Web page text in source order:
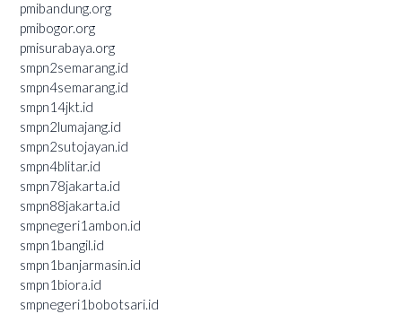
pmibandung.org
pmibogor.org
pmisurabaya.org
smpn2semarang.id
smpn4semarang.id
smpn14jkt.id
smpn2lumajang.id
smpn2sutojayan.id
smpn4blitar.id
smpn78jakarta.id
smpn88jakarta.id
smpnegeri1ambon.id
smpn1bangil.id
smpn1banjarmasin.id
smpn1biora.id
smpnegeri1bobotsari.id